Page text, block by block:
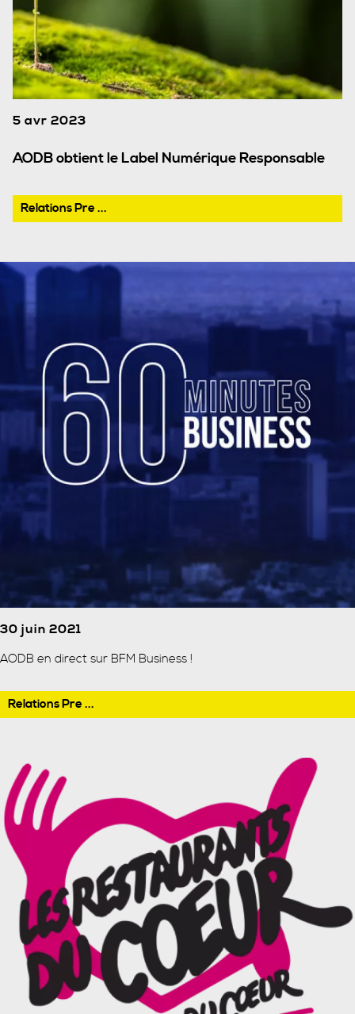
5 avr 2023
AODB obtient le Label Numérique Responsable
Relations Pre ...
30 juin 2021
AODB en direct sur BFM Business !
Relations Pre ...